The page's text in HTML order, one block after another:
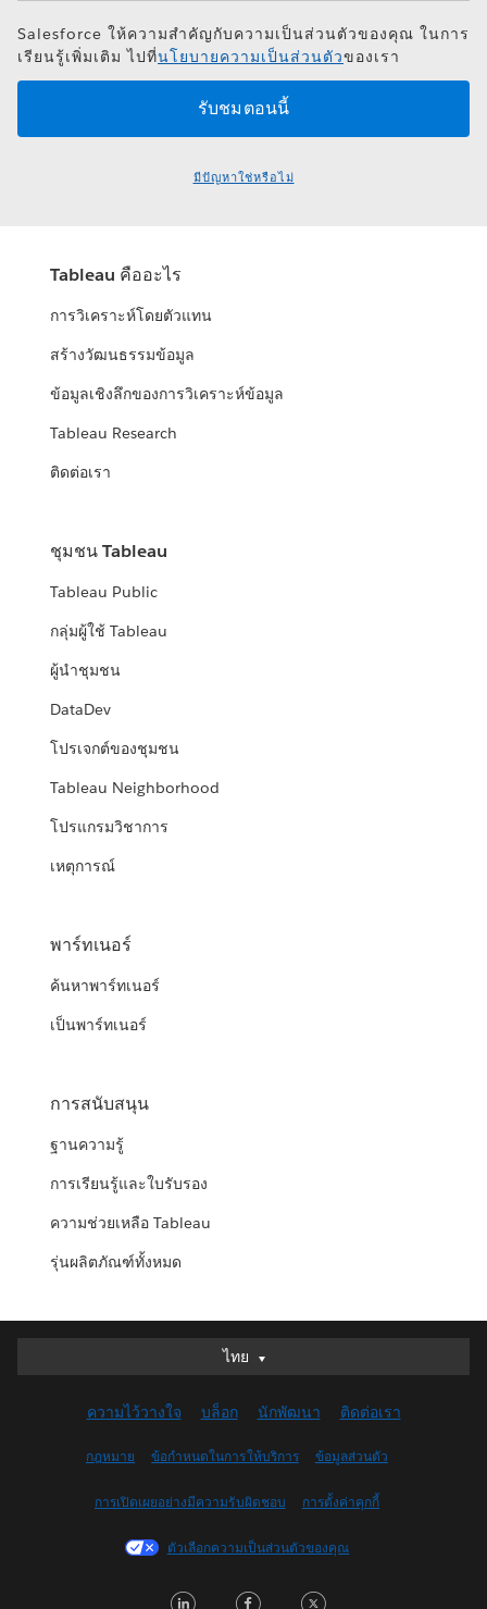
Salesforce ให้ความสำคัญกับความเป็นส่วนตัวของคุณ ในการ
เรียนรู้เพิ่มเติม ไปที่นโยบายความเป็นส่วนตัวของเรา
มีปัญหาใช่หรือไม่
Tableau คืออะไร
การวิเคราะห์โดยตัวแทน
สร้างวัฒนธรรมข้อมูล
ข้อมูลเชิงลึกของการวิเคราะห์ข้อมูล
Tableau Research
ติดต่อเรา
ชุมชน Tableau
Tableau Public
กลุ่มผู้ใช้ Tableau
ผู้นำชุมชน
DataDev
โปรเจกต์ของชุมชน
Tableau Neighborhood
โปรแกรมวิชาการ
เหตุการณ์
พาร์ทเนอร์
ค้นหาพาร์ทเนอร์
เป็นพาร์ทเนอร์
การสนับสนุน
ฐานความรู้
การเรียนรู้และใบรับรอง
ความช่วยเหลือ Tableau
รุ่นผลิตภัณฑ์ทั้งหมด
ไทย
ไทย
English (UK)
English (US)
Français (Canada)
Français (France)
日本語
ความไว้วางใจ บล็อก นักพัฒนา ติดต่อเรา
กฎหมาย ข้อกำหนดในการให้บริการ ข้อมูลส่วนตัว
การเปิดเผยอย่างมีความรับผิดชอบ การตั้งค่าคุกกี้
ตัวเลือกความเป็นส่วนตัวของคุณ
LinkedInFacebook